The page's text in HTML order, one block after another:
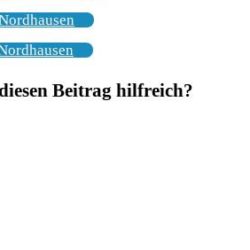
Beitrag hilfreich?